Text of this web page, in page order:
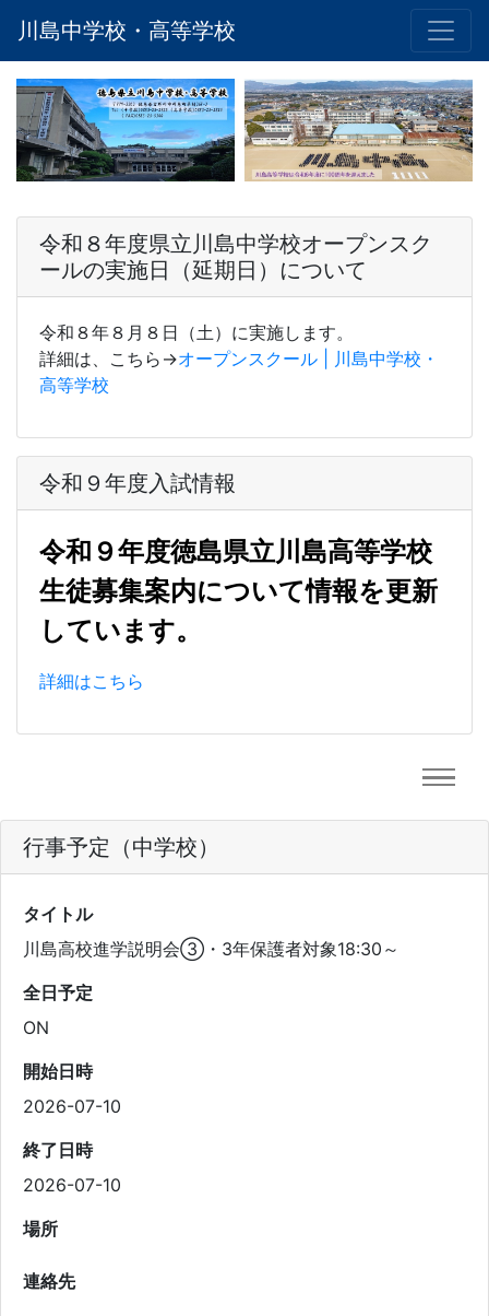
川島中学校・高等学校
令和８年度県立川島中学校オープンスク
ールの実施日（延期日）について
令和８年８月８日（土）に実施します。
詳細は、こちら→オープンスクール | 川島中学校・
高等学校
令和９年度入試情報
令和９年度徳島県立川島高等学校
生徒募集案内について情報を更新
しています。
詳細はこちら
行事予定（中学校）
タイトル
川島高校進学説明会③・3年保護者対象18:30～
全日予定
ON
開始日時
2026-07-10
終了日時
2026-07-10
場所
連絡先